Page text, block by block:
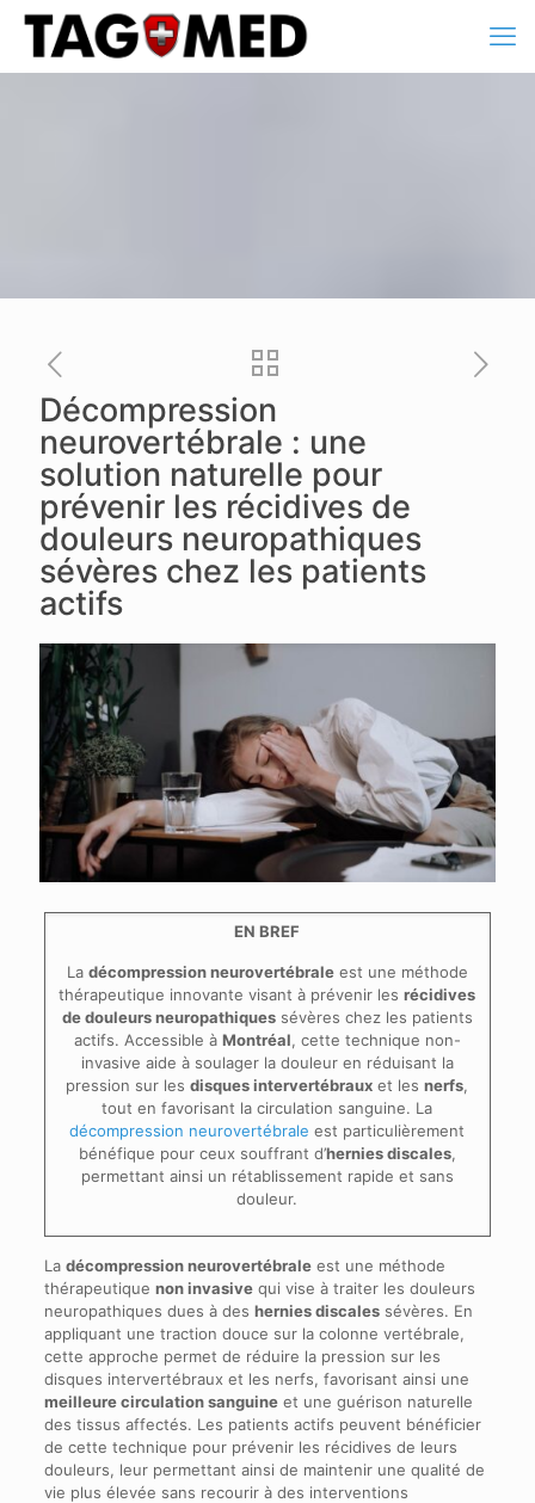
Décompression
neurovertébrale : une
solution naturelle pour
prévenir les récidives de
douleurs neuropathiques
sévères chez les patients
actifs
EN BREF
La décompression neurovertébraleest une méthode
thérapeutique innovante visant à prévenir lesrécidives
de douleurs neuropathiquessévères chez les patients
actifs. Accessible à Montréal, cette technique non-
invasive aide à soulager la douleur en réduisant la
pression sur lesdisques intervertébraux et lesnerfs,
tout en favorisant la circulation sanguine. La
décompression neurovertébrale est particulièrement
bénéfique pour ceux souffrant d’hernies discales,
permettant ainsi un rétablissement rapide et sans
douleur.
La décompression neurovertébraleest une méthode
thérapeutique non invasivequi vise à traiter les douleurs
neuropathiques dues à des hernies discalessévères. En
appliquant une traction douce sur la colonne vertébrale,
cette approche permet de réduire la pression sur les
disques intervertébraux et les nerfs, favorisant ainsi une
meilleure circulation sanguineet une guérison naturelle
des tissus affectés. Les patients actifs peuvent bénéficier
de cette technique pour prévenir les récidives de leurs
douleurs, leur permettant ainsi de maintenir une qualité de
vie plus élevée sans recourir à des interventions